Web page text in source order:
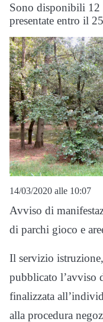
Sono disponibili 12
presentate entro il
14/03/2020 alle 10:07
Avviso di
di parchi gioco e
Il servizio
pubblicato l’avviso
finalizzata
alla procedura